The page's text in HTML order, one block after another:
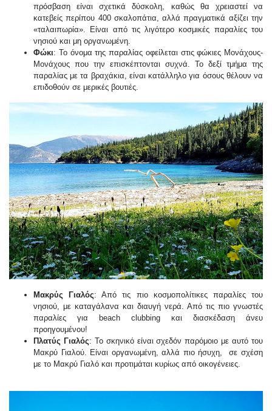
πρόσβαση είναι σχετικά δύσκολη, καθώς θα χρειαστεί να
κατεβείς περίπου 400 σκαλοπάτια, αλλά πραγματικά αξίζει την
«ταλαιπωρία». Είναι από τις λιγότερο κοσμικές παραλίες του
νησιού και μη οργανωμένη.
Φώκι: Το όνομα της παραλίας οφείλεται στις φώκιες Μονάχους-
Μονάχους που την επισκέπτονται συχνά. Το δεξί τμήμα της
παραλίας με τα βραχάκια, είναι κατάλληλο για όσους θέλουν να
επιδοθούν σε μερικές βουτιές.
Μακρύς Γιαλός: Από τις πιο κοσμοπολίτικες παραλίες του
νησιού, με καταγάλανα και διαυγή νερά. Από τις πιο γνωστές
παραλίες για beach clubbing και διασκέδαση άνευ
προηγουμένου!
Πλατύς Γιαλός: Το σκηνικό είναι σχεδόν παρόμοιο με αυτό του
Μακρύ Γιαλού. Είναι οργανωμένη, αλλά πιο ήσυχη, σε σχέση
με το Μακρύ Γιαλό και προτιμάται κυρίως από οικογένειες.